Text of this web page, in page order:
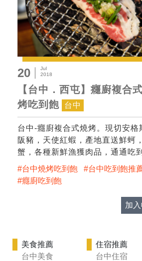
20
Jul
2018
【台中．西屯】癮廚複合
烤吃到飽
台中
台中-癮廚複合式燒烤。現切安格
阪豬，天使紅蝦，產地直送鮮蚵
蟹，各種新鮮漁獲肉品，通通吃
台中燒烤吃到飽
台中吃到飽推
癮廚吃到飽
加
美食推薦
台中美食
住宿推薦
台中住宿